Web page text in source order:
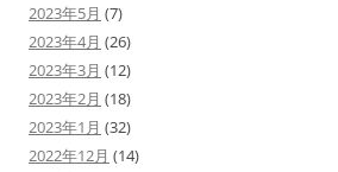
2023年5月 (7)
2023年4月 (26)
2023年3月 (12)
2023年2月 (18)
2023年1月 (32)
2022年12月 (14)